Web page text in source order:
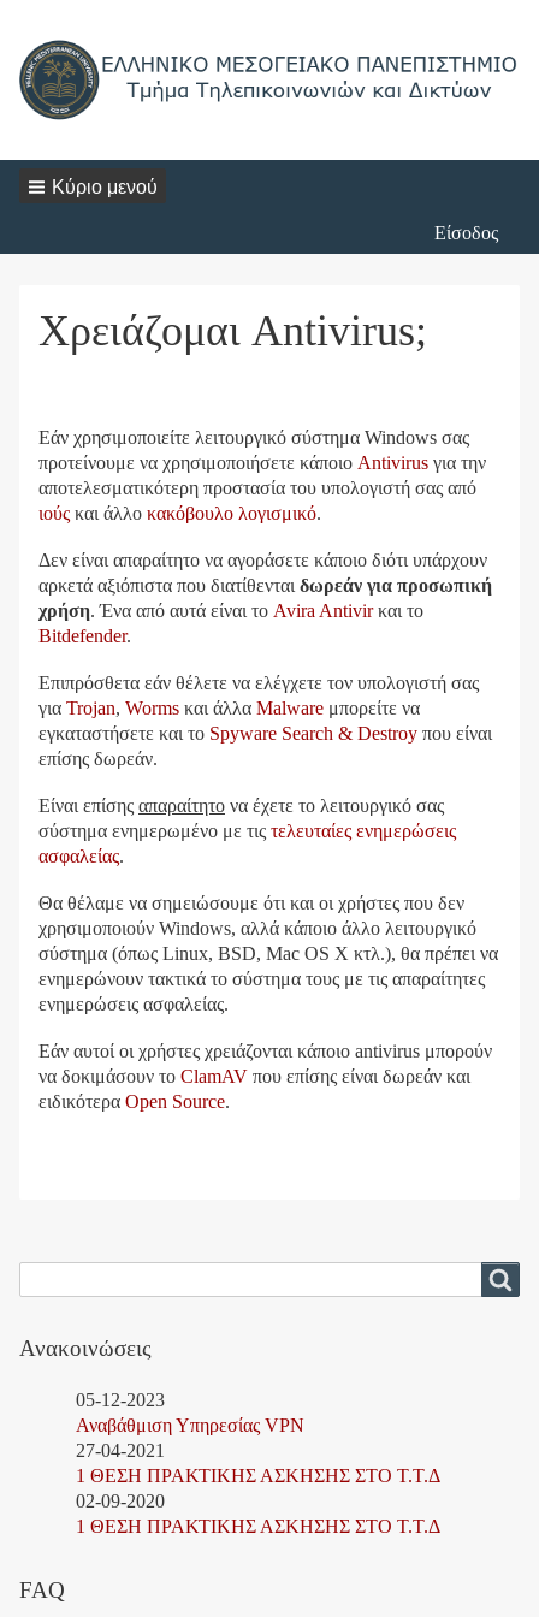
Κύριο μενού
Είσοδος
Χρειάζομαι Antivirus;
Εάν χρησιμοποιείτε λειτουργικό σύστημα Windows σας
προτείνουμε να χρησιμοποιήσετε κάποιο Antivirus για την
αποτελεσματικότερη προστασία του υπολογιστή σας από
ιούς και άλλο κακόβουλο λογισμικό.
Δεν είναι απαραίτητο να αγοράσετε κάποιο διότι υπάρχουν
αρκετά αξιόπιστα που διατίθενται δωρεάν για προσωπική
χρήση. Ένα από αυτά είναι το Avira Antivirκαι το
Bitdefender.
Επιπρόσθετα εάν θέλετε να ελέγχετε τον υπολογιστή σας
για Trojan, Worms και άλλα Malware μπορείτε να
εγκαταστήσετε και το Spyware Search & Destroy που είναι
επίσης δωρεάν.
Είναι επίσης απαραίτητο να έχετε το λειτουργικό σας
σύστημα ενημερωμένο με τις τελευταίες ενημερώσεις
ασφαλείας.
Θα θέλαμε να σημειώσουμε ότι και οι χρήστες που δεν
χρησιμοποιούν Windows, αλλά κάποιο άλλο λειτουργικό
σύστημα (όπως Linux, BSD, Mac OS X κτλ.), θα πρέπει να
ενημερώνουν τακτικά το σύστημα τους με τις απαραίτητες
ενημερώσεις ασφαλείας.
Εάν αυτοί οι χρήστες χρειάζονται κάποιο antivirus μπορούν
να δοκιμάσουν το ClamAV που επίσης είναι δωρεάν και
ειδικότερα Open Source.
Ανακοινώσεις
05-12-2023
Αναβάθμιση Υπηρεσίας VPN
27-04-2021
1 ΘΕΣΗ ΠΡΑΚΤΙΚΗΣ ΑΣΚΗΣΗΣ ΣΤΟ Τ.Τ.Δ
02-09-2020
1 ΘΕΣΗ ΠΡΑΚΤΙΚΗΣ ΑΣΚΗΣΗΣ ΣΤΟ Τ.Τ.Δ
FAQ